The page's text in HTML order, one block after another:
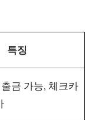
특징
금 가능, 체크카